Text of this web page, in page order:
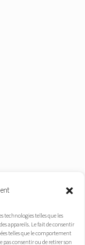
technologies telles que les
appareils. Le fait de consentir
telles que le comportement
pas consentir ou de retirer son